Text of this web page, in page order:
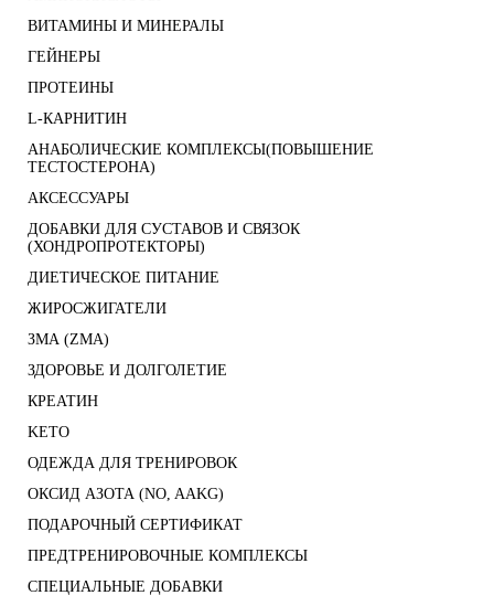
ВИТАМИНЫ И МИНЕРАЛЫ
ГЕЙНЕРЫ
ПРОТЕИНЫ
L-КАРНИТИН
АНАБОЛИЧЕСКИЕ КОМПЛЕКСЫ(ПОВЫШЕНИЕ
ТЕСТОСТЕРОНА)
АКСЕССУАРЫ
ДОБАВКИ ДЛЯ СУСТАВОВ И СВЯЗОК
(ХОНДРОПРОТЕКТОРЫ)
ДИЕТИЧЕСКОЕ ПИТАНИЕ
ЖИРОСЖИГАТЕЛИ
ЗМА (ZMA)
ЗДОРОВЬЕ И ДОЛГОЛЕТИЕ
КРЕАТИН
KETO
ОДЕЖДА ДЛЯ ТРЕНИРОВОК
ОКСИД АЗОТА (NO, AAKG)
ПОДАРОЧНЫЙ СЕРТИФИКАТ
ПРЕДТРЕНИРОВОЧНЫЕ КОМПЛЕКСЫ
СПЕЦИАЛЬНЫЕ ДОБАВКИ